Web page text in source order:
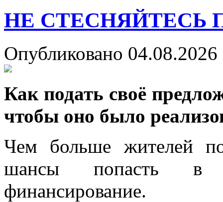
НЕ СТЕСНЯЙТЕСЬ
Опубликовано
Как подать своё
чтобы оно было
Чем больше жителей
шансы попасть в
финансирование.